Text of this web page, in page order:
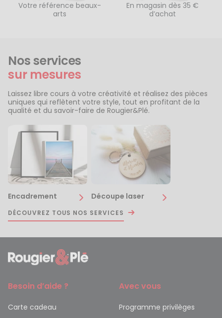
Votre référence beaux-
arts
En magasin dès 35 €
d’achat
Nos services
sur mesures
Laissez libre cours à votre créativité et réalisez des pièces
uniques qui reflètent votre style, tout en profitant de la
qualité et du savoir-faire de Rougier&Plé.
Encadrement Découpe laser
DÉCOUVREZ TOUS NOS SERVICES
Besoin d’aide ?
Carte cadeau
Avec vous
Programme privilèges